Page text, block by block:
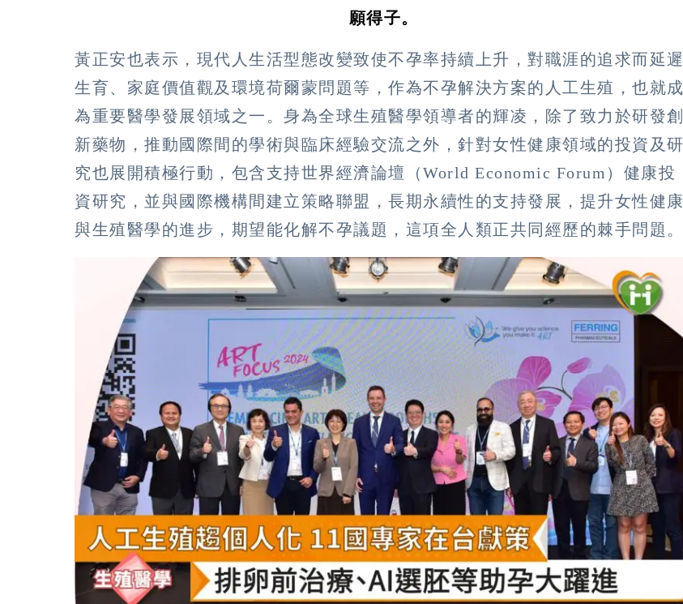
願得子。
黃正安也表示，現代人生活型態改變致使不孕率持續上升，對職涯的追求而延遲
生育、家庭價值觀及環境荷爾蒙問題等，作為不孕解決方案的人工生殖，也就成
為重要醫學發展領域之一。身為全球生殖醫學領導者的輝凌，除了致力於研發創
新藥物，推動國際間的學術與臨床經驗交流之外，針對女性健康領域的投資及研
究也展開積極行動，包含支持世界經濟論壇（World Economic Forum）健康投
資研究，並與國際機構間建立策略聯盟，長期永續性的支持發展，提升女性健康
與生殖醫學的進步，期望能化解不孕議題，這項全人類正共同經歷的棘手問題。